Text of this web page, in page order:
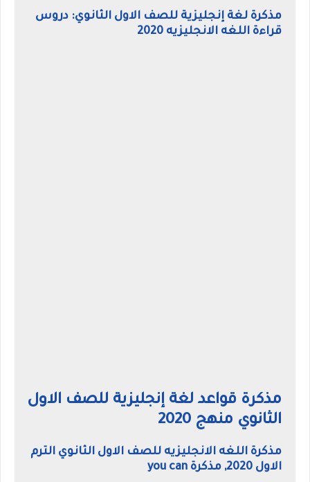
مذكرة لغة إنجليزية للصف الاول الثانوي: دروس
قراءة اللغه الانجليزيه 2020
مذكرة قواعد لغة إنجليزية للصف الاول
الثانوي منهج 2020
مذكرة اللغه الانجليزيه للصف الاول الثانوي الترم
الاول 2020, مذكرة you can